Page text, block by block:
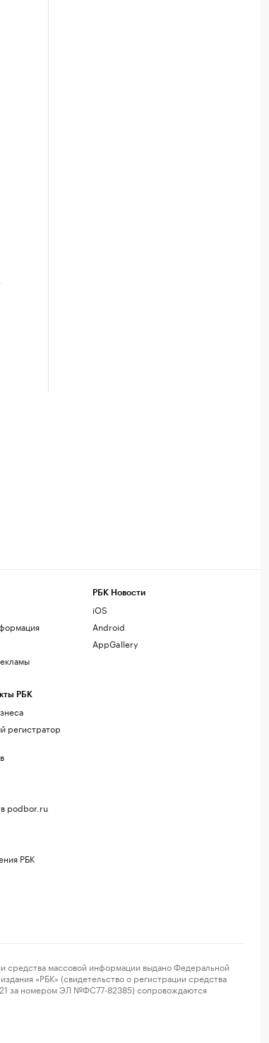
РБК
регистратор
podbor.ru
РБК
РБК Новости
iOS
Android
AppGallery
массовой информации выдано Федеральной
«РБК» (свидетельство о регистрации средства
за номером ЭЛ №ФС77-82385) сопровождаются